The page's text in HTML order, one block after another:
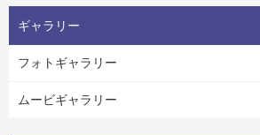
ギャラリー
フォトギャラリー
ムービギャラリー